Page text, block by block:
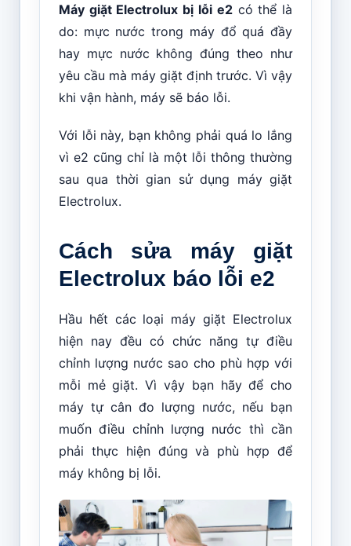
Máy giặt Electrolux bị lỗi e2có thể là
do: mực nước trong máy đổ quá đầy
hay mực nước không đúng theo như
yêu cầu mà máy giặt định trước. Vì vậy
khi vận hành, máy sẽ báo lỗi.
Với lỗi này, bạn không phải quá lo lắng
vì e2 cũng chỉ là một lỗi thông thường
sau qua thời gian sử dụng máy giặt
Electrolux.
Cách sửa máy giặt
Electrolux báo lỗi e2
Hầu hết các loại máy giặt Electrolux
hiện nay đều có chức năng tự điều
chỉnh lượng nước sao cho phù hợp với
mỗi mẻ giặt. Vì vậy bạn hãy để cho
máy tự cân đo lượng nước, nếu bạn
muốn điều chỉnh lượng nước thì cần
phải thực hiện đúng và phù hợp để
máy không bị lỗi.